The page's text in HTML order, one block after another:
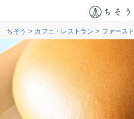
ちそう > カフェ・レストラン > ファース